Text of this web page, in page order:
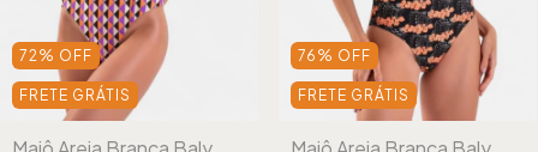
72 % OFF
FRETE GRÁTIS
76 % OFF
FRETE GRÁTIS